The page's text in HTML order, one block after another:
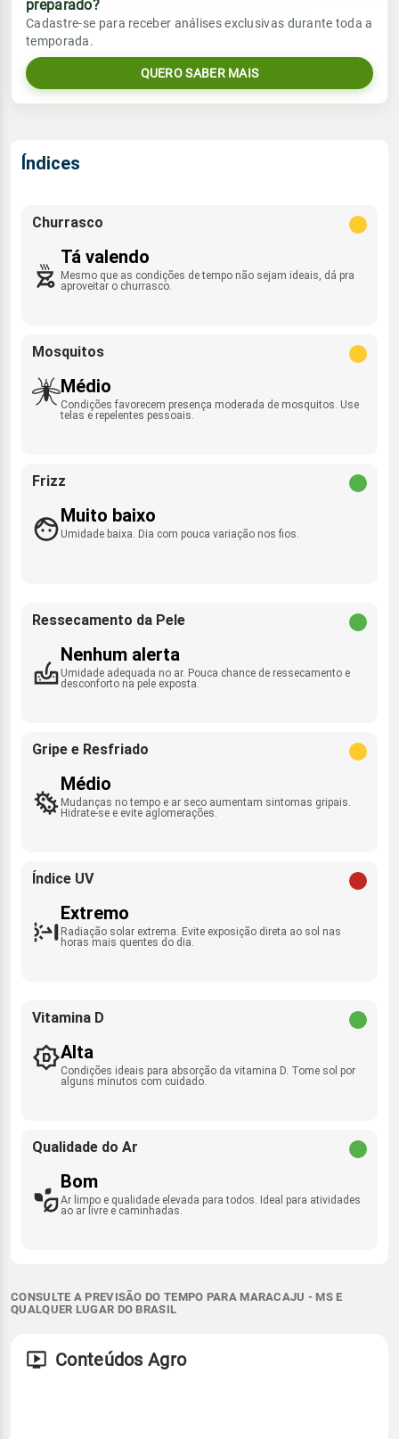
Umidade do ar
70% 100%
Rajada de vento
Sol
07:08h às 18:24h
Lua
Chuva
0.0mm
Umidade do ar
Vento
SE - 11km/h
Rajada de vento
Sol
preparado?
Cadastre-se para receber análises exclusivas durante toda a
temporada.
QUERO SABER MAIS
Índices
Churrasco
Tá valendo
Mesmo que as condições de tempo não sejam ideais, dá pra
aproveitar o churrasco.
Mosquitos
Médio
Condições favorecem presença moderada de mosquitos. Use
telas e repelentes pessoais.
Frizz
Muito baixo
Umidade baixa. Dia com pouca variação nos fios.
Ressecamento da Pele
Nenhum alerta
Umidade adequada no ar. Pouca chance de ressecamento e
desconforto na pele exposta.
Gripe e Resfriado
Médio
Mudanças no tempo e ar seco aumentam sintomas gripais.
Hidrate-se e evite aglomerações.
Índice UV
Extremo
Radiação solar extrema. Evite exposição direta ao sol nas
horas mais quentes do dia.
Vitamina D
Alta
Condições ideais para absorção da vitamina D. Tome sol por
alguns minutos com cuidado.
Qualidade do Ar
Bom
Ar limpo e qualidade elevada para todos. Ideal para atividades
ao ar livre e caminhadas.
CONSULTE A PREVISÃO DO TEMPO PARA MARACAJU - MS E
QUALQUER LUGAR DO BRASIL
Conteúdos Agro